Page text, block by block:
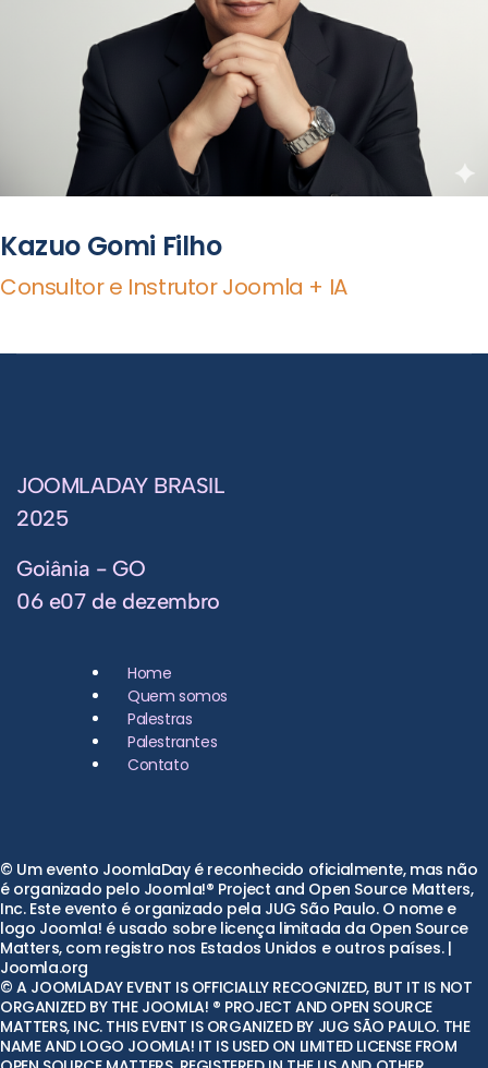
Kazuo Gomi Filho
Consultor e Instrutor Joomla + IA
JOOMLADAY BRASIL
2025
Goiânia - GO
06 e07 de dezembro
Home
Quem somos
Palestras
Palestrantes
Contato
© Um evento JoomlaDay é reconhecido oficialmente, mas não
é organizado pelo Joomla!® Project and Open Source Matters,
Inc. Este evento é organizado pela JUG São Paulo. O nome e
logo Joomla! é usado sobre licença limitada da Open Source
Matters, com registro nos Estados Unidos e outros países. |
Joomla.org
© A JOOMLADAY EVENT IS OFFICIALLY RECOGNIZED, BUT IT IS NOT
ORGANIZED BY THE JOOMLA! ® PROJECT AND OPEN SOURCE
MATTERS, INC. THIS EVENT IS ORGANIZED BY JUG SÃO PAULO. THE
NAME AND LOGO JOOMLA! IT IS USED ON LIMITED LICENSE FROM